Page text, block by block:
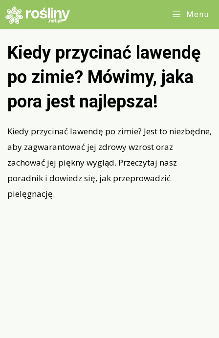
Przejdź
do
Menu
Kiedy przycinać lawendę
po zimie? Mówimy, jaka
pora jest najlepsza!
Kiedy przycinać lawendę po zimie? Jest to niezbędne,
aby zagwarantować jej zdrowy wzrost oraz
zachować jej piękny wygląd. Przeczytaj nasz
poradnik i dowiedz się, jak przeprowadzić
pielęgnację.